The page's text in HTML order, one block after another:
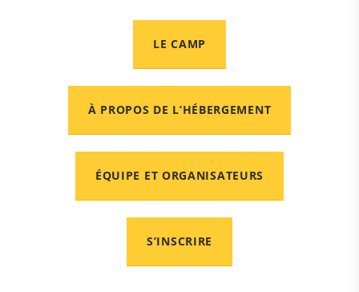
LE CAMP
À PROPOS DE L’HÉBERGEMENT
ÉQUIPE ET ORGANISATEURS
S’INSCRIRE